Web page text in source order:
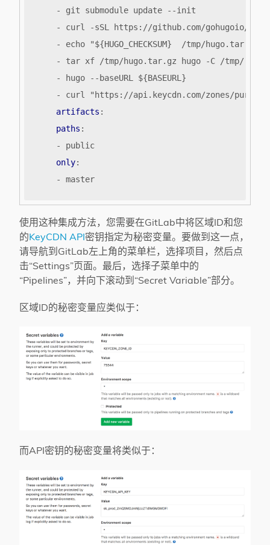
- git submodule update --init
- curl -sSL https://github.com/gohugoio/hugo/
- echo "${HUGO_CHECKSUM}  /tmp/
- tar xf /tmp/hugo.tar.gz hugo -C /tmp/ &&
-
hugo --baseURL ${BASEURL}
- curl "https://api.keycdn.com/zones/purge/
artifacts :
paths :
- public
only:
- master
使用这种集成方法，您需要在GitLab中将区域ID和您
的KeyCDN API密钥指定为秘密变量。要做到这一点，
请导航到GitLab左上角的菜单栏，选择项目，然后点
击“Settings”页面。最后，选择子菜单中的
“Pipelines”，并向下滚动到“Secret Variable”部分。
区域ID的秘密变量应类似于：
而API密钥的秘密变量将类似于：